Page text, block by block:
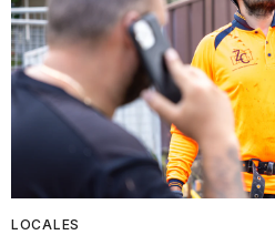
LOCALES